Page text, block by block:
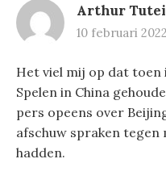
Arthur
10 februari
Het viel mij op dat toen
Spelen in China
pers opeens over
afschuw spraken tegen
hadden.